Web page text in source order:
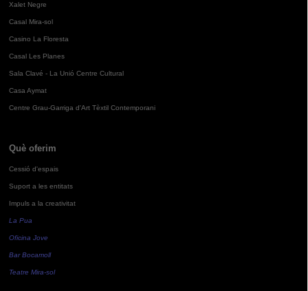
Xalet Negre
Casal Mira-sol
Casino La Floresta
Casal Les Planes
Sala Clavé - La Unió Centre Cultural
Casa Aymat
Centre Grau-Garriga d'Art Tèxtil Contemporani
Què oferim
Cessió d'espais
Suport a les entitats
Impuls a la creativitat
La Pua
Oficina Jove
Bar Bocamoll
Teatre Mira-sol